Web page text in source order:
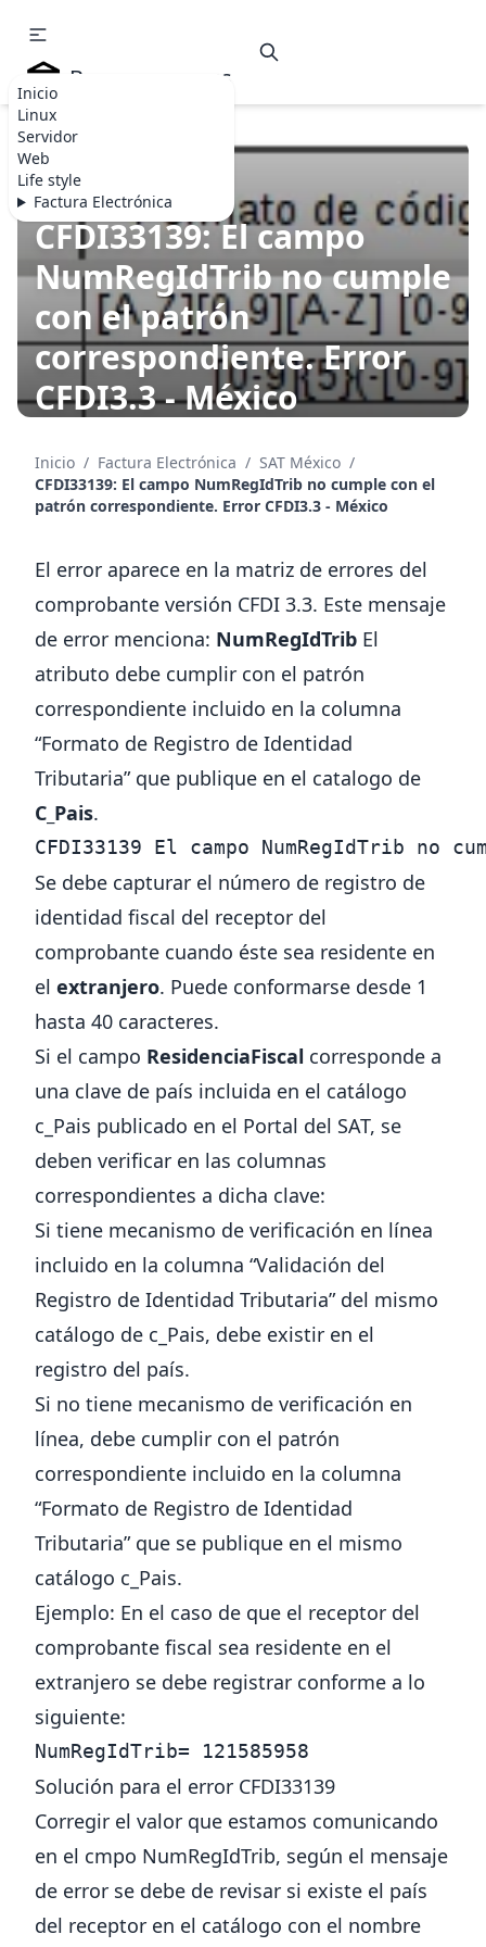
Inicio
Linux
Servidor
Web
Life style
Factura Electrónica
Becommerce.es
SAT MÉXICO
CFDI33139: El campo
NumRegIdTrib no cumple
con el patrón
correspondiente. Error
CFDI3.3 - México
Inicio / Factura Electrónica / SAT México /
CFDI33139: El campo NumRegIdTrib no cumple con el
patrón correspondiente. Error CFDI3.3 - México
El error aparece en la matriz de errores del
comprobante versión CFDI 3.3. Este mensaje
de error menciona: NumRegIdTrib El
atributo debe cumplir con el patrón
correspondiente incluido en la columna
“Formato de Registro de Identidad
Tributaria” que publique en el catalogo de
C_Pais.
CFDI33139 El campo NumRegIdTrib no
Se debe capturar el número de registro de
identidad fiscal del receptor del
comprobante cuando éste sea residente en
el extranjero. Puede conformarse desde 1
hasta 40 caracteres.
Si el campo ResidenciaFiscal corresponde a
una clave de país incluida en el catálogo
c_Pais publicado en el Portal del SAT, se
deben verificar en las columnas
correspondientes a dicha clave:
Si tiene mecanismo de verificación en línea
incluido en la columna “Validación del
Registro de Identidad Tributaria” del mismo
catálogo de c_Pais, debe existir en el
registro del país.
Si no tiene mecanismo de verificación en
línea, debe cumplir con el patrón
correspondiente incluido en la columna
“Formato de Registro de Identidad
Tributaria” que se publique en el mismo
catálogo c_Pais.
Ejemplo: En el caso de que el receptor del
comprobante fiscal sea residente en el
extranjero se debe registrar conforme a lo
siguiente:
NumRegIdTrib= 121585958
Solución para el error CFDI33139
Corregir el valor que estamos comunicando
en el cmpo NumRegIdTrib, según el mensaje
de error se debe de revisar si existe el país
del receptor en el catálogo con el nombre